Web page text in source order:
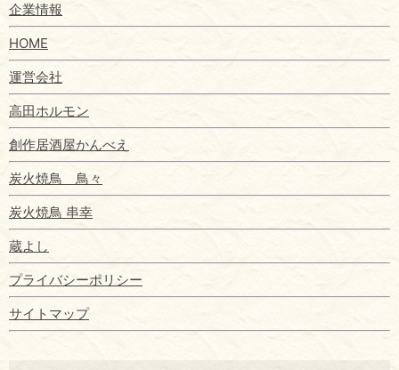
企業情報
HOME
運営会社
高田ホルモン
創作居酒屋かんべえ
炭火焼鳥 鳥々
炭火焼鳥 串幸
蔵よし
プライバシーポリシー
サイトマップ